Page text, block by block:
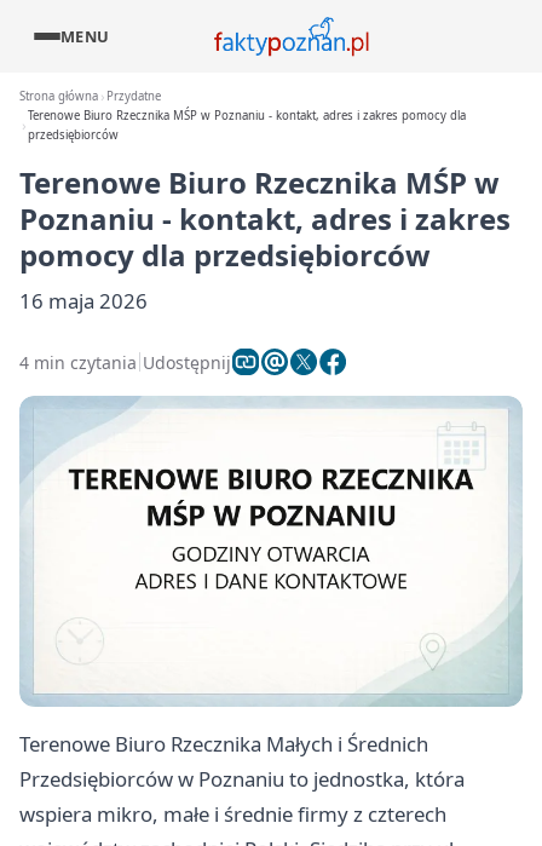
MENU
Strona główna
Przydatne
Terenowe Biuro Rzecznika MŚP w Poznaniu - kontakt, adres i zakres pomocy dla
przedsiębiorców
Terenowe Biuro Rzecznika MŚP w
Poznaniu - kontakt, adres i zakres
pomocy dla przedsiębiorców
16 maja 2026
4 min czytania Udostępnij
Terenowe Biuro Rzecznika Małych i Średnich
Przedsiębiorców w Poznaniu to jednostka, która
wspiera mikro, małe i średnie firmy z czterech